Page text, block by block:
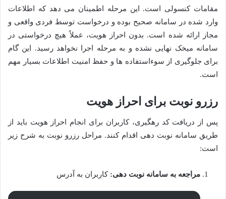
مقامات کنسولی است. این مرحله اطمینان می دهد که اطلاعات
وارد شده در سامانه صحیح بوده و درخواست توسط فردی واقعی و
مجاز ارائه شده است. بدون احراز هویت، عملاً هیچ درخواستی در
سامانه میخک نهایی نشده و به مرحله اجرا نخواهد رسید. این گام
برای جلوگیری از سوءاستفاده ها و حفظ امنیت اطلاعات بسیار مهم
است.
رزرو نوبت برای احراز هویت
پس از دریافت کد رهگیری، کاربران برای انجام احراز هویت باید از
طریق سامانه نوبت دهی اقدام کنند. مراحل رزرو نوبت به شرح زیر
است:
مراجعه به سامانه نوبت دهی: کاربران به آدرس